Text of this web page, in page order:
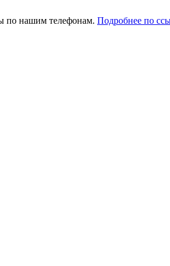
по нашим телефонам. Подробнее по